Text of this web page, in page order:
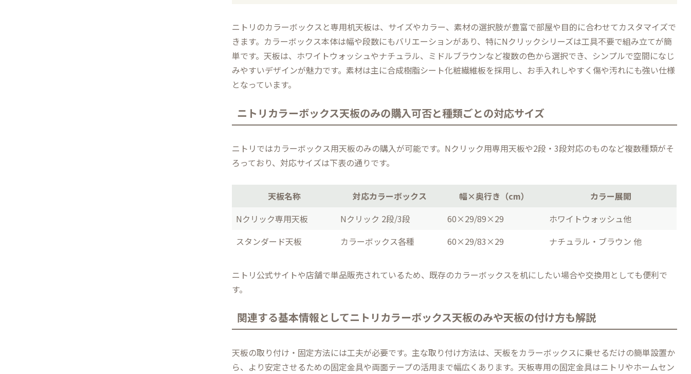
ニトリのカラーボックスと専用机天板は、サイズやカラー、素材の選択肢が豊富で部屋や目的に合わせてカスタマイズで
きます。カラーボックス本体は幅や段数にもバリエーションがあり、特にNクリックシリーズは工具不要で組み立てが簡
単です。天板は、ホワイトウォッシュやナチュラル、ミドルブラウンなど複数の色から選択でき、シンプルで空間になじ
みやすいデザインが魅力です。素材は主に合成樹脂シート化粧繊維板を採用し、お手入れしやすく傷や汚れにも強い仕様
となっています。
ニトリカラーボックス天板のみの購入可否と種類ごとの対応サイズ
ニトリではカラーボックス用天板のみの購入が可能です。Nクリック用専用天板や2段・3段対応のものなど複数種類がそ
ろっており、対応サイズは下表の通りです。
天板名称 対応カラーボックス 幅×奥行き（cm）
カラー展開
Nクリック専用天板
Nクリック 2段/3段 60×29/89×29
ホワイトウォッシュ他
スタンダード天板
カラーボックス各種 60×29/83×29 ナチュラル・ブラウン 他
ニトリ公式サイトや店舗で単品販売されているため、既存のカラーボックスを机にしたい場合や交換用としても便利で
す。
関連する基本情報としてニトリカラーボックス天板のみや天板の付け方も解説
天板の取り付け・固定方法には工夫が必要です。主な取り付け方法は、天板をカラーボックスに乗せるだけの簡単設置か
ら、より安定させるための固定金具や両面テープの活用まで幅広くあります。天板専用の固定金具はニトリやホームセン